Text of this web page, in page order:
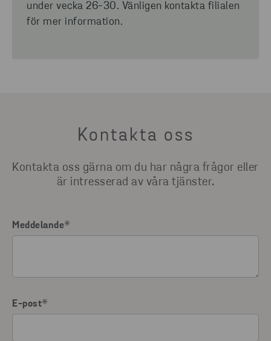
under vecka 26-30. Vänligen kontakta filialen
för mer information.
Kontakta oss
Kontakta oss gärna om du har några frågor eller
är intresserad av våra tjänster.
Meddelande*
E-post*